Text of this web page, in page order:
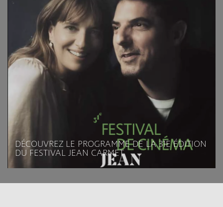
DÉCOUVREZ LE PROGRAMME DE LA 31E ÉDITION
DU FESTIVAL JEAN CARMET